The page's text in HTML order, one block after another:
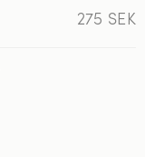
275 SEK